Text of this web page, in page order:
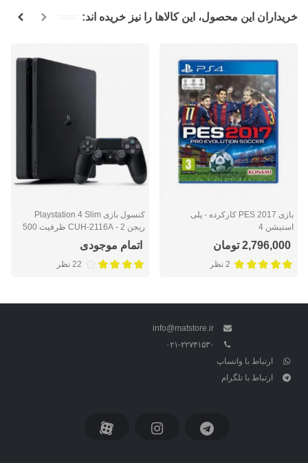
خریداران این محصول، این کالاها را نیز خریده اند:
بازی PES 2017 کارکرده - پلی
استیشن 4
2,796,000 تومان
2 نظر
کنسول بازی Playstation 4 Slim
ریجن 2 - CUH-2116A ظرفیت 500
گیگابایت
اتمام موجودی
22 نظر
info@matstore.ir
۰۲۱-۲۲۷۴۱۵۳۰
ارتباط با واتساپ
ارتباط با تلگرام